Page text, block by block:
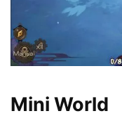
Mini World